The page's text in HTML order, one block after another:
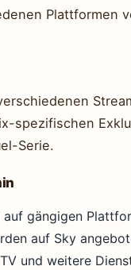
Plattformen
spezifischen
Serie.
auf gängigen
auf Sky
und weitere